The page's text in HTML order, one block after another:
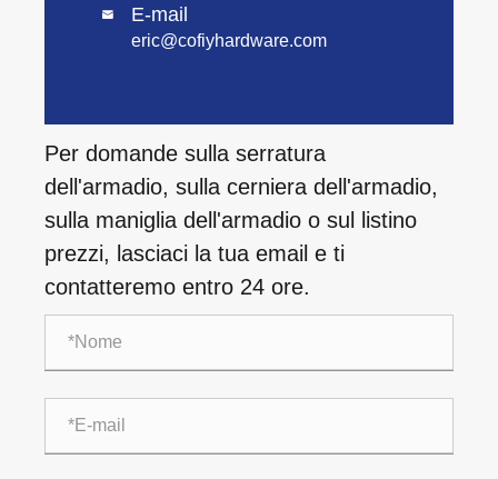
 E-mail
eric@cofiyhardware.com
Per domande sulla serratura
dell'armadio, sulla cerniera dell'armadio,
sulla maniglia dell'armadio o sul listino
prezzi, lasciaci la tua email e ti
contatteremo entro 24 ore.